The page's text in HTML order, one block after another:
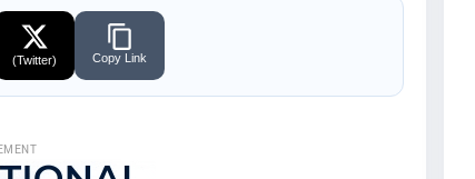
(Twitter) Copy Link